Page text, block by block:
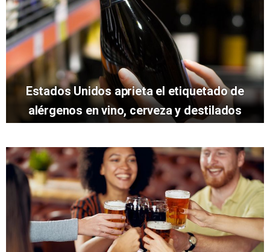
Estados Unidos aprieta el etiquetado de
alérgenos en vino, cerveza y destilados